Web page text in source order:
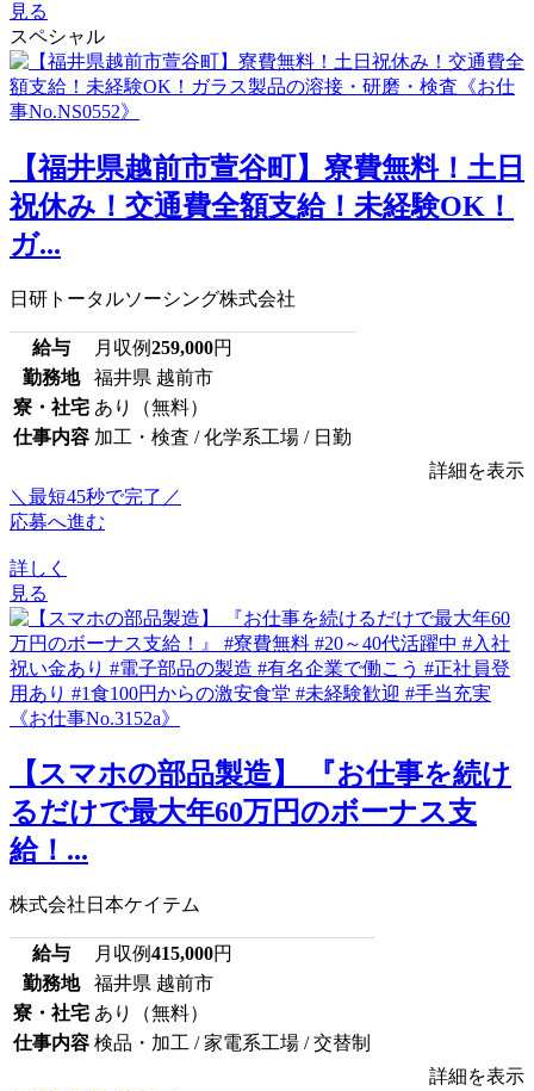
見る
スペシャル
【福井県越前市萱谷町】寮費無料！土日
祝休み！交通費全額支給！未経験OK！
ガ...
日研トータルソーシング株式会社
給与 月収例259,000円
勤務地
福井県 越前市
寮・社宅 あり（無料）
仕事内容 加工・検査 / 化学系工場 / 日勤
詳細を表示
＼最短45秒で完了／
応募へ進む
詳しく
見る
【スマホの部品製造】 『お仕事を続け
るだけで最大年60万円のボーナス支
給！...
株式会社日本ケイテム
給与 月収例415,000円
勤務地
福井県 越前市
寮・社宅 あり（無料）
仕事内容 検品・加工 / 家電系工場 / 交替制
詳細を表示